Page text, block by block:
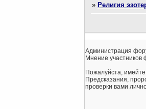
»Религия
Администрация
Мнение участников
Пожалуйста, имейте
Предсказания,
проверки вами